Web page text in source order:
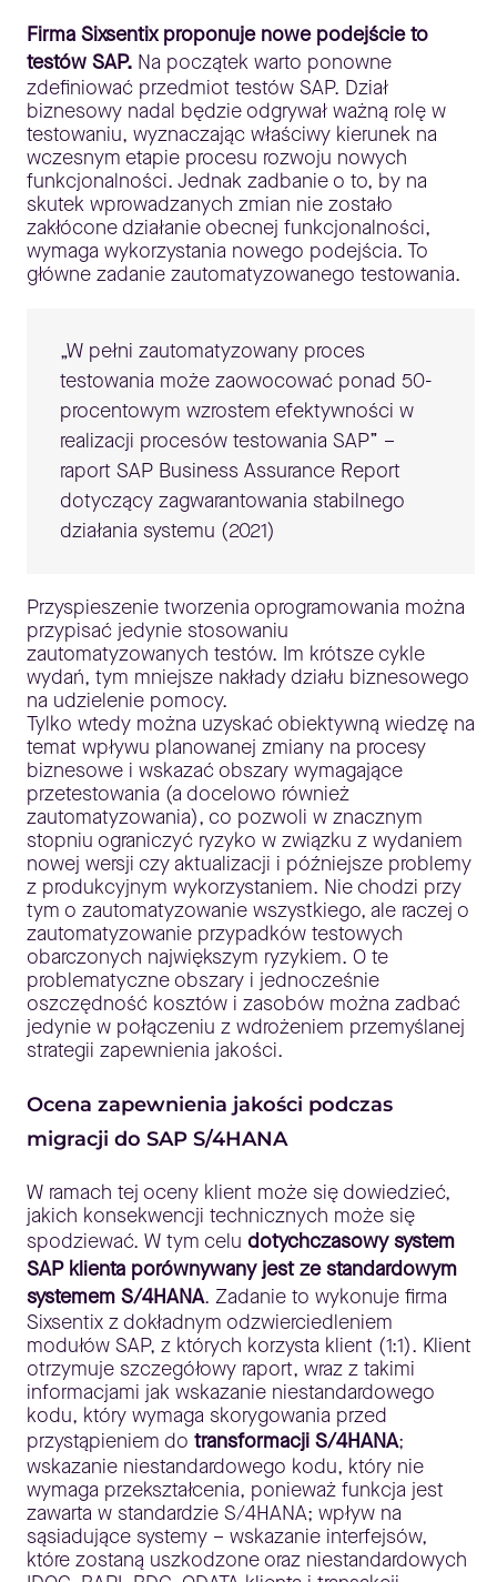
Firma Sixsentix proponuje nowe podejście to
testów SAP. Na początek warto ponowne
zdefiniować przedmiot testów SAP. Dział
biznesowy nadal będzie odgrywał ważną rolę w
testowaniu, wyznaczając właściwy kierunek na
wczesnym etapie procesu rozwoju nowych
funkcjonalności. Jednak zadbanie o to, by na
skutek wprowadzanych zmian nie zostało
zakłócone działanie obecnej funkcjonalności,
wymaga wykorzystania nowego podejścia. To
główne zadanie zautomatyzowanego testowania.
„W pełni zautomatyzowany proces
testowania może zaowocować ponad 50-
procentowym wzrostem efektywności w
realizacji procesów testowania SAP” –
raport SAP Business Assurance Report
dotyczący zagwarantowania stabilnego
działania systemu (2021)
Przyspieszenie tworzenia oprogramowania można
przypisać jedynie stosowaniu
zautomatyzowanych testów. Im krótsze cykle
wydań, tym mniejsze nakłady działu biznesowego
na udzielenie pomocy.
Tylko wtedy można uzyskać obiektywną wiedzę na
temat wpływu planowanej zmiany na procesy
biznesowe i wskazać obszary wymagające
przetestowania (a docelowo również
zautomatyzowania), co pozwoli w znacznym
stopniu ograniczyć ryzyko w związku z wydaniem
nowej wersji czy aktualizacji i późniejsze problemy
z produkcyjnym wykorzystaniem. Nie chodzi przy
tym o zautomatyzowanie wszystkiego, ale raczej o
zautomatyzowanie przypadków testowych
obarczonych największym ryzykiem. O te
problematyczne obszary i jednocześnie
oszczędność kosztów i zasobów można zadbać
jedynie w połączeniu z wdrożeniem przemyślanej
strategii zapewnienia jakości.
Ocena zapewnienia jakości podczas
migracji do SAP S/4HANA
W ramach tej oceny klient może się dowiedzieć,
jakich konsekwencji technicznych może się
spodziewać. W tym celu dotychczasowy system
SAP klienta porównywany jest ze standardowym
systemem S/4HANA. Zadanie to wykonuje firma
Sixsentix z dokładnym odzwierciedleniem
modułów SAP, z których korzysta klient (1:1). Klient
otrzymuje szczegółowy raport, wraz z takimi
informacjami jak wskazanie niestandardowego
kodu, który wymaga skorygowania przed
przystąpieniem do transformacji S/4HANA;
wskazanie niestandardowego kodu, który nie
wymaga przekształcenia, ponieważ funkcja jest
zawarta w standardzie S/4HANA; wpływ na
sąsiadujące systemy – wskazanie interfejsów,
które zostaną uszkodzone oraz niestandardowych